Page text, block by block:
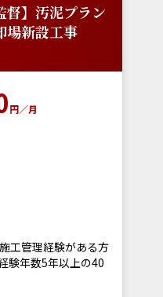
督】汚泥プラン
場新設工事
円／月
工管理経験がある方
験年数5年以上の40